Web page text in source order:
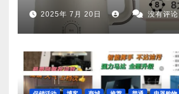
DJ06M‑D53，你值得拥有
2025年 7月 20日 没有评论